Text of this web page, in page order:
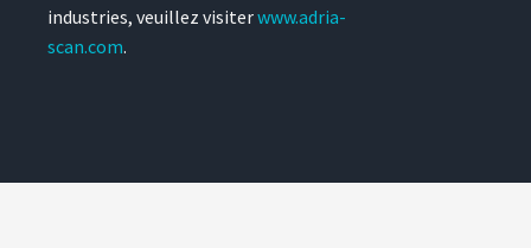
industries, veuillez visiterwww.adria-
scan.com.